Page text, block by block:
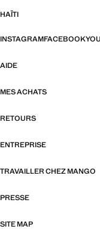
HAÏTI
INSTAGRAMFACEBOOK
AIDE
MES ACHATS
RETOURS
ENTREPRISE
TRAVAILLER CHEZ MANGO
PRESSE
SITE MAP